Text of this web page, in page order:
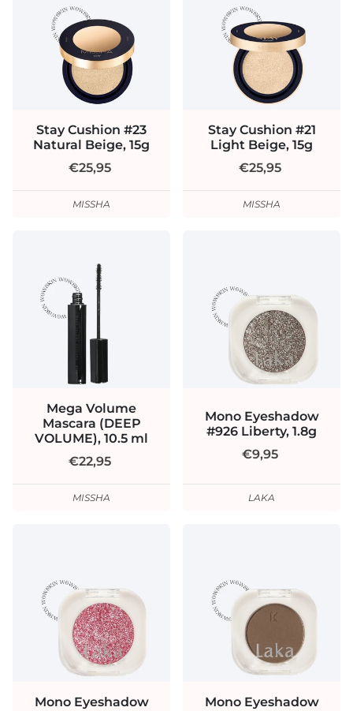
Stay Cushion #23
Natural Beige, 15g
€25,95
MISSHA
Stay Cushion #21
Light Beige, 15g
€25,95
MISSHA
Mega Volume
Mascara (DEEP
VOLUME), 10.5 ml
€22,95
MISSHA
Mono Eyeshadow
#926 Liberty, 1.8g
€9,95
LAKA
Mono Eyeshadow
Mono Eyeshadow